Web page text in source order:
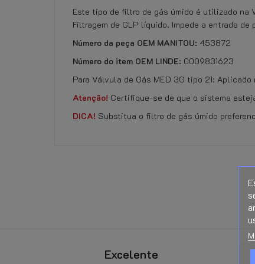
Este tipo de filtro de gás úmido é utilizado na
Filtragem de GLP líquido. Impede a entrada
Número da peça OEM MANITOU: 453872
Número do item OEM LINDE: 0009831623
Para Válvula de Gás MED 3G tipo 21:
Atenção! Certifique-se de que o sistema
DICA! Substitua o filtro de gás úmido
Excelente
Di Chiara Claudio